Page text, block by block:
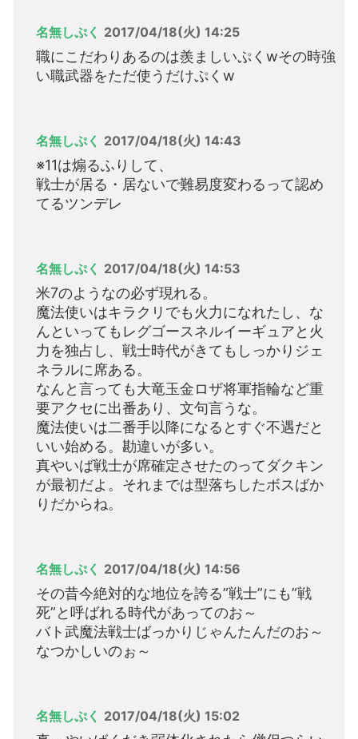
名無しぷく 2017/04/18(火) 14:25
職にこだわりあるのは羨ましいぷくwその時強
い職武器をただ使うだけぷくw
名無しぷく 2017/04/18(火) 14:43
※11は煽るふりして、
戦士が居る・居ないで難易度変わるって認め
てるツンデレ
名無しぷく 2017/04/18(火) 14:53
米7のようなの必ず現れる。
魔法使いはキラクリでも火力になれたし、な
んといってもレグゴースネルイーギュアと火
力を独占し、戦士時代がきてもしっかりジェ
ネラルに席ある。
なんと言っても大竜玉金ロザ将軍指輪など重
要アクセに出番あり、文句言うな。
魔法使いは二番手以降になるとすぐ不遇だと
いい始める。勘違いが多い。
真やいば戦士が席確定させたのってダクキン
が最初だよ。それまでは型落ちしたボスばか
りだからね。
名無しぷく 2017/04/18(火) 14:56
その昔今絶対的な地位を誇る”戦士”にも”戦
死”と呼ばれる時代があってのお～
バト武魔法戦士ばっかりじゃんたんだのお～
なつかしいのぉ～
名無しぷく 2017/04/18(火) 15:02